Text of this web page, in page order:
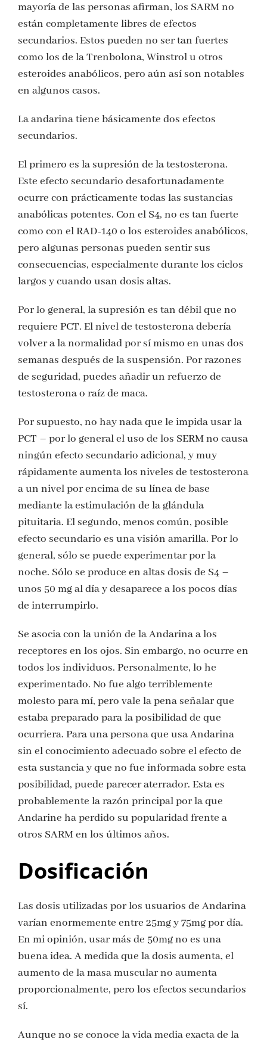
mayoría de las personas afirman, los SARM no
están completamente libres de efectos
secundarios. Estos pueden no ser tan fuertes
como los de la Trenbolona, Winstrol u otros
esteroides anabólicos, pero aún así son notables
en algunos casos.
La andarina tiene básicamente dos efectos
secundarios.
El primero es la supresión de la testosterona.
Este efecto secundario desafortunadamente
ocurre con prácticamente todas las sustancias
anabólicas potentes. Con el S4, no es tan fuerte
como con el RAD-140 o los esteroides anabólicos,
pero algunas personas pueden sentir sus
consecuencias, especialmente durante los ciclos
largos y cuando usan dosis altas.
Por lo general, la supresión es tan débil que no
requiere PCT. El nivel de testosterona debería
volver a la normalidad por sí mismo en unas dos
semanas después de la suspensión. Por razones
de seguridad, puedes añadir un refuerzo de
testosterona o raíz de maca.
Por supuesto, no hay nada que le impida usar la
PCT – por lo general el uso de los SERM no causa
ningún efecto secundario adicional, y muy
rápidamente aumenta los niveles de testosterona
a un nivel por encima de su línea de base
mediante la estimulación de la glándula
pituitaria. El segundo, menos común, posible
efecto secundario es una visión amarilla. Por lo
general, sólo se puede experimentar por la
noche. Sólo se produce en altas dosis de S4 –
unos 50 mg al día y desaparece a los pocos días
de interrumpirlo.
Se asocia con la unión de la Andarina a los
receptores en los ojos. Sin embargo, no ocurre en
todos los individuos. Personalmente, lo he
experimentado. No fue algo terriblemente
molesto para mí, pero vale la pena señalar que
estaba preparado para la posibilidad de que
ocurriera. Para una persona que usa Andarina
sin el conocimiento adecuado sobre el efecto de
esta sustancia y que no fue informada sobre esta
posibilidad, puede parecer aterrador. Esta es
probablemente la razón principal por la que
Andarine ha perdido su popularidad frente a
otros SARM en los últimos años.
Dosificación
Las dosis utilizadas por los usuarios de Andarina
varían enormemente entre 25mg y 75mg por día.
En mi opinión, usar más de 50mg no es una
buena idea. A medida que la dosis aumenta, el
aumento de la masa muscular no aumenta
proporcionalmente, pero los efectos secundarios
sí.
Aunque no se conoce la vida media exacta de la